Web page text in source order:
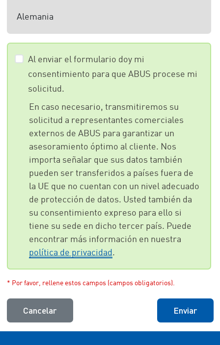
Alemania
Al enviar el formulario doy mi
consentimiento para que ABUS procese mi
solicitud.
En caso necesario, transmitiremos su
solicitud a representantes comerciales
externos de ABUS para garantizar un
asesoramiento óptimo al cliente. Nos
importa señalar que sus datos también
pueden ser transferidos a países fuera de
la UE que no cuentan con un nivel adecuado
de protección de datos. Usted también da
su consentimiento expreso para ello si
tiene su sede en dicho tercer país. Puede
encontrar más información en nuestra
política de privacidad .
* Por favor, rellene estos campos (campos obligatorios).
Cancelar Enviar